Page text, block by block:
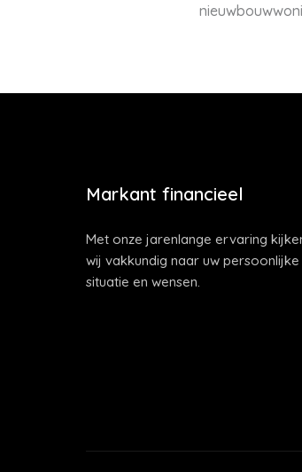
Markant financieel
Met onze jarenlange ervaring
wij vakkundig naar uw persoonlijke
situatie en wensen.